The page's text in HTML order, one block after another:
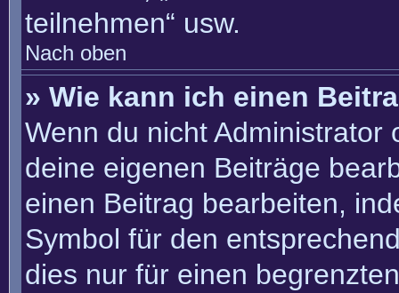
teilnehmen“ usw.
Nach oben
» Wie kann ich einen
Wenn du nicht
deine eigenen Beiträge
einen Beitrag bearbeiten,
Symbol für den
dies nur für einen